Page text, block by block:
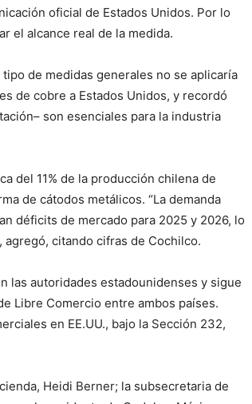
oficial de Estados Unidos. Por lo
el alcance real de la medida.
de medidas generales no se aplicaría
de cobre a Estados Unidos, y recordó
son esenciales para la industria
del 11% de la producción chilena de
de cátodos metálicos. “La demanda
déficits de mercado para 2025 y 2026, lo
citando cifras de Cochilco.
las autoridades estadounidenses y sigue
Libre Comercio entre ambos países.
en EE.UU., bajo la Sección 232,
Heidi Berner; la subsecretaria de